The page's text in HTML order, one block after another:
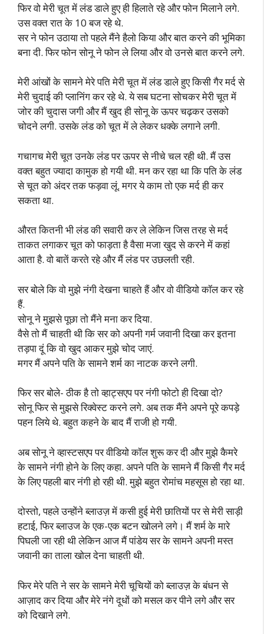
फिर वो मेरी चूत में लंड डाले हुए ही हिलाते रहे और फोन मिलाने लगे.
उस वक्त रात के 10 बज रहे थे.
सर ने फोन उठाया तो पहले मैंने हैलो किया और बात करने की भूमिका
बना दी. फिर फोन सोनू ने फोन ले लिया और वो उनसे बात करने लगे.
मेरी आंखों के सामने मेरे पति मेरी चूत में लंड डाले हुए किसी गैर मर्द से
मेरी चुदाई की प्लानिंग कर रहे थे. ये सब घटना सोचकर मेरी चूत में
जोर की चुदास जगी और मैं खुद ही सोनू के ऊपर चढ़कर उसको
चोदने लगी. उसके लंड को चूत में ले लेकर धक्के लगाने लगी.
गचागच मेरी चूत उनके लंड पर ऊपर से नीचे चल रही थी. मैं उस
वक्त बहुत ज्यादा कामुक हो गयी थी. मन कर रहा था कि पति के लंड
से चूत को अंदर तक फड़वा लूं. मगर ये काम तो एक मर्द ही कर
सकता था.
औरत कितनी भी लंड की सवारी कर ले लेकिन जिस तरह से मर्द
ताकत लगाकर चूत को फाड़ता है वैसा मजा खुद से करने में कहां
आता है. वो बातें करते रहे और मैं लंड पर उछलती रही.
सर बोले कि वो मुझे नंगी देखना चाहते हैं और वो वीडियो कॉल कर रहे
हैं.
सोनू ने मुझसे पूछा तो मैंने मना कर दिया.
वैसे तो मैं चाहती थी कि सर को अपनी गर्म जवानी दिखा कर इतना
तड़पा दूं कि वो खुद आकर मुझे चोद जाएं.
मगर मैं अपने पति के सामने शर्म का नाटक करने लगी.
फिर सर बोले- ठीक है तो व्हाट्सएप पर नंगी फोटो ही दिखा दो?
सोनू फिर से मुझसे रिक्वेस्ट करने लगे. अब तक मैंने अपने पूरे कपड़े
पहन लिये थे. बहुत कहने के बाद मैं राजी हो गयी.
अब सोनू ने व्हास्टसएप पर वीडियो कॉल शुरू कर दी और मुझे कैमरे
के सामने नंगी होने के लिए कहा. अपने पति के सामने मैं किसी गैर मर्द
के लिए पहली बार नंगी हो रही थी. मुझे बहुत रोमांच महसूस हो रहा था.
दोस्तो, पहले उन्होंने ब्लाउज़ में कसी हुई मेरी छातियों पर से मेरी साड़ी
हटाई, फिर ब्लाउज के एक-एक बटन खोलने लगे। मैं शर्म के मारे
पिघली जा रही थी लेकिन आज मैं पांडेय सर के सामने अपनी मस्त
जवानी का ताला खोल देना चाहती थी.
फिर मेरे पति ने सर के सामने मेरी चूचियों को ब्लाउज़ के बंधन से
आज़ाद कर दिया और मेरे नंगे दूधों को मसल कर पीने लगे और सर
को दिखाने लगे.